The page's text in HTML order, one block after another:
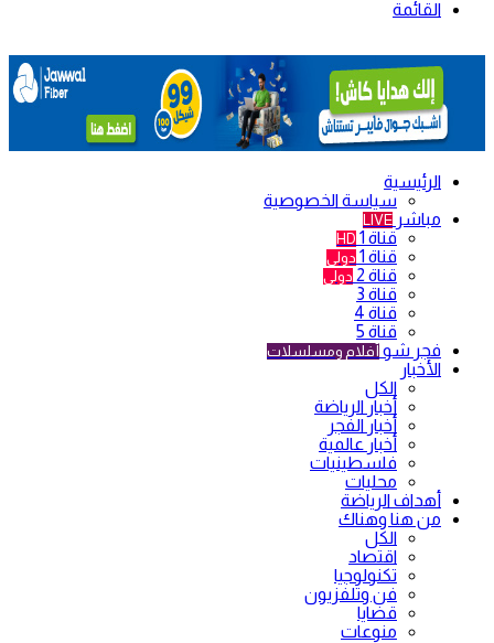
القائمة
الرئيسية
سياسة الخصوصية
مباشر LIVE
قناة 1 HD
قناة 1 دولي
قناة 2 دولي
قناة 3
قناة 4
قناة 5
فجر شو أفلام ومسلسلات
الأخبار
الكل
أخبار الرياضة
أخبار الفجر
أخبار عالمية
فلسطينيات
محليات
أهداف الرياضة
من هنا وهناك
الكل
اقتصاد
تكنولوجيا
فن وتلفزيون
قضايا
منوعات